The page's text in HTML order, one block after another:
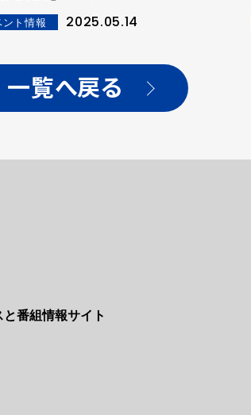
ント情報 2025.05.14
一覧へ戻る
番組情報サイト